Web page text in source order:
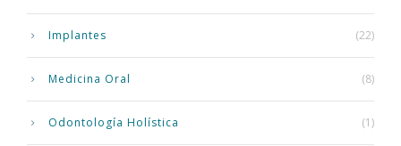
Implantes (22)
Medicina Oral (8)
Odontología Holística (1)